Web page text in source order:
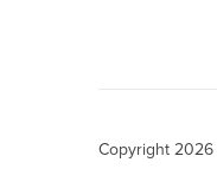
Copyright 2026